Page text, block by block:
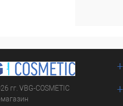
гг. VBG-COSMETIC